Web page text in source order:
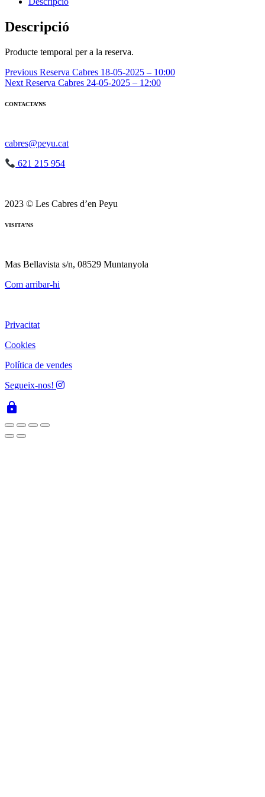
18-
05-
-
Descripció
Producte temporal per a la reserva.
Navegació
d'entrades
Previous Reserva Cabres 18-05-2025 – 10:00
Next Reserva Cabres 24-05-2025 – 12:00
CONTACTA’NS
cabres@peyu.cat
621 215 954
2023 © Les Cabres d’en Peyu
VISITA’NS
Mas Bellavista s/n, 08529 Muntanyola
Com arribar-hi
Privacitat
Cookies
Política de vendes
Segueix-nos!
lock